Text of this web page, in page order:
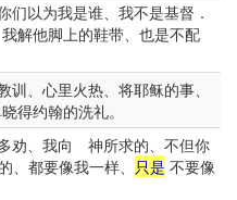
们以为我是谁、我不是基督．
解他脚上的鞋带、也是不配
、心里火热、将耶稣的事、
得约翰的洗礼。
劝、我向 神所求的、不但你
都要像我一样、 只是 不要像